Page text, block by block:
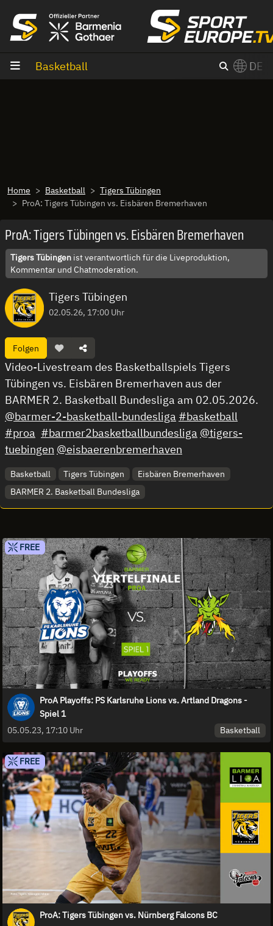
Basketball DE
Home Basketball
Tigers Tübingen
ProA: Tigers Tübingen vs. Eisbären Bremerhaven
ProA: Tigers Tübingen vs. Eisbären Bremerhaven
Tigers Tübingen ist verantwortlich für die Liveproduktion,
Kommentar und Chatmoderation.
Tigers Tübingen
02.05.26, 17:00 Uhr
Folgen
Video-Livestream des Basketballspiels Tigers
Tübingen vs. Eisbären Bremerhaven aus der
BARMER 2. Basketball Bundesliga am 02.05.2026.
@barmer-2-basketball-bundesliga #basketball
#proa #barmer2basketballbundesliga @tigers-
tuebingen @eisbaerenbremerhaven
Basketball Tigers Tübingen
Eisbären Bremerhaven
BARMER 2. Basketball Bundesliga
FREE
ProA Playoffs: PS Karlsruhe Lions vs. Artland Dragons -
Spiel 1
05.05.23, 17:10 Uhr
Basketball
FREE
ProA: Tigers Tübingen vs. Nürnberg Falcons BC